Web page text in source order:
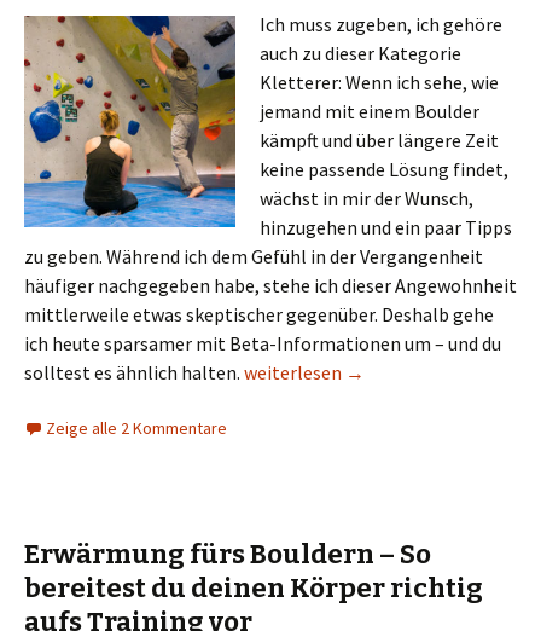
Ich muss zugeben, ich gehöre
auch zu dieser Kategorie
Kletterer: Wenn ich sehe, wie
jemand mit einem Boulder
kämpft und über längere Zeit
keine passende Lösung findet,
wächst in mir der Wunsch,
hinzugehen und ein paar Tipps
zu geben. Während ich dem Gefühl in der Vergangenheit
häufiger nachgegeben habe, stehe ich dieser Angewohnheit
mittlerweile etwas skeptischer gegenüber. Deshalb gehe
ich heute sparsamer mit Beta-Informationen um – und du
solltest es ähnlich halten. Boulderhallen-Etikette III: Beta-
weiterlesen →
Zeige alle 2 Kommentare
Erwärmung fürs Bouldern – So
bereitest du deinen Körper richtig
aufs Training vor